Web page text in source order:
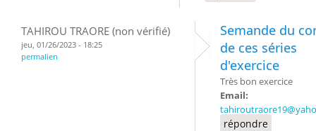
TAHIROU TRAORE (non vérifié)
jeu, 01/26/2023 - 18:25
permalien
Semande du
de ces séries
d'exercice
Très bon exercice
Email:
répondre